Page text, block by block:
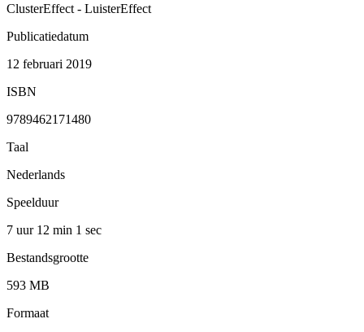
ClusterEffect - LuisterEffect
Publicatiedatum
12 februari 2019
ISBN
9789462171480
Taal
Nederlands
Speelduur
7 uur 12 min 1 sec
Bestandsgrootte
593 MB
Formaat